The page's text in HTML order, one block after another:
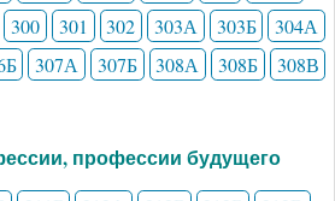
300 301 302 303А 303Б
304А
307А 307Б 308А 308Б
308В
профессии будущего